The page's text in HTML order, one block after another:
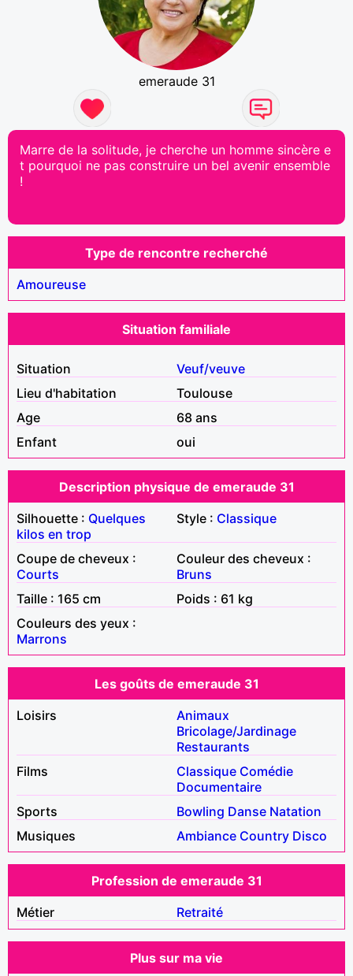
emeraude 31
Marre de la solitude, je cherche un homme sincère e
t pourquoi ne pas construire un bel avenir ensemble
!
Type de rencontre recherché
Amoureuse
Situation familiale
Situation
Veuf/veuve
Lieu d'habitation
Toulouse
Age
68 ans
Enfant
oui
Description physique de emeraude 31
Silhouette : Quelques
kilos en trop
Style : Classique
Coupe de cheveux :
Courts
Couleur des cheveux :
Bruns
Taille : 165 cm
Poids : 61 kg
Couleurs des yeux :
Marrons
Les goûts de emeraude 31
Loisirs
Animaux
Bricolage/Jardinage
Restaurants
Films
Classique Comédie
Documentaire
Sports
Bowling Danse Natation
Musiques
Ambiance Country Disco
Profession de emeraude 31
Métier
Retraité
Plus sur ma vie